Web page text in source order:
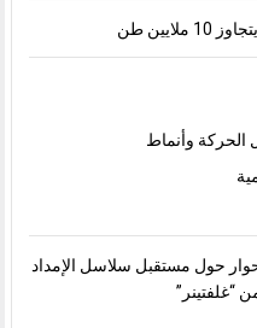
وأنماط
للاستثمار 2026” يعزز الحوار حول مستقبل سلاسل الإمداد
“غلفتينر”